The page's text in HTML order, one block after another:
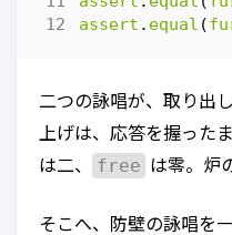
assert . equal (
二つの詠唱が、取り出
上げは、応答を握った
は二、 free は零。炉
そこへ、防壁の詠唱を一